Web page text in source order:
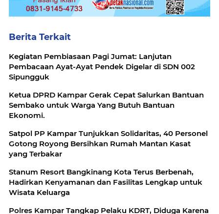
Berita Terkait
Kegiatan Pembiasaan Pagi Jumat: Lanjutan
Pembacaan Ayat-Ayat Pendek Digelar di SDN 002
Sipungguk
Ketua DPRD Kampar Gerak Cepat Salurkan Bantuan
Sembako untuk Warga Yang Butuh Bantuan
Ekonomi.
Satpol PP Kampar Tunjukkan Solidaritas, 40 Personel
Gotong Royong Bersihkan Rumah Mantan Kasat
yang Terbakar
Stanum Resort Bangkinang Kota Terus Berbenah,
Hadirkan Kenyamanan dan Fasilitas Lengkap untuk
Wisata Keluarga
Polres Kampar Tangkap Pelaku KDRT, Diduga Karena